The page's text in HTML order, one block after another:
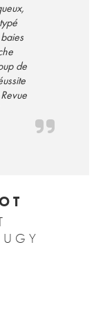
de